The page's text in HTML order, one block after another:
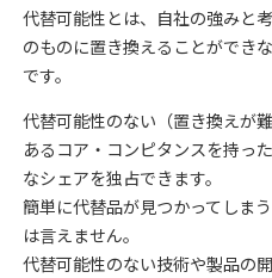
代替可能性とは、自社の強みと
のものに置き換えることができ
です。
代替可能性のない（置き換えが
あるコア・コンピタンスを持っ
なシェアを独占できます。
簡単に代替品が見つかってしま
は言えません。
代替可能性のない技術や製品の